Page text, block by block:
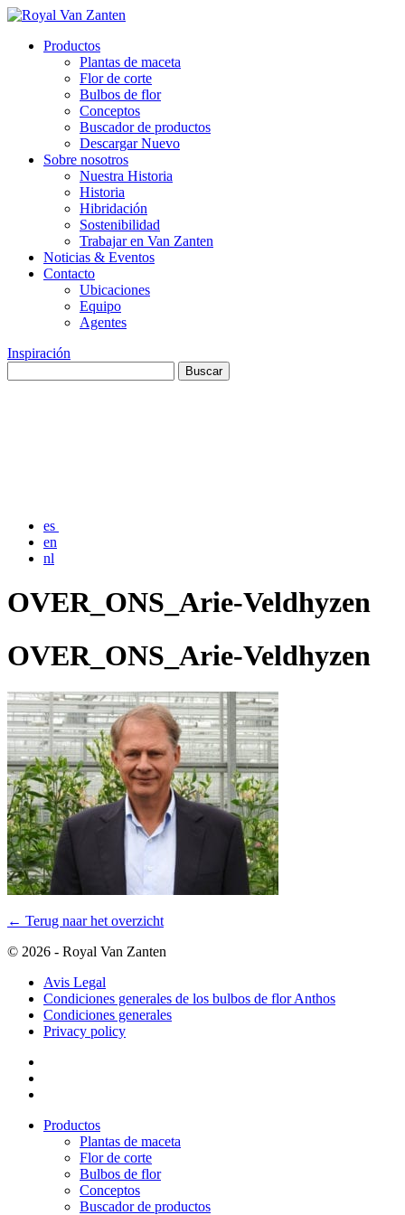
Productos
Plantas de maceta
Flor de corte
Bulbos de flor
Conceptos
Buscador de productos
Descargar Nuevo
Sobre nosotros
Nuestra Historia
Historia
Hibridación
Sostenibilidad
Trabajar en Van Zanten
Noticias & Eventos
Contacto
Ubicaciones
Equipo
Agentes
Inspiración
es
en
nl
OVER_ONS_Arie-Veldhyzen
OVER_ONS_Arie-Veldhyzen
← Terug naar het overzicht
© 2026 - Royal Van Zanten
Avis Legal
Condiciones generales de los bulbos de flor Anthos
Condiciones generales
Privacy policy
Productos
Plantas de maceta
Flor de corte
Bulbos de flor
Conceptos
Buscador de productos